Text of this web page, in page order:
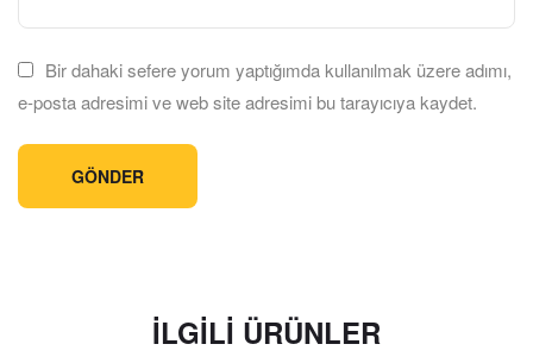
Bir dahaki sefere yorum yaptığımda kullanılmak üzere adımı,
e-posta adresimi ve web site adresimi bu tarayıcıya kaydet.
İLGILI ÜRÜNLER